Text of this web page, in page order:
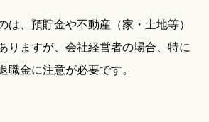
は、預貯金や不動産（家・土地等）
りますが、会社経営者の場合、特に
職金に注意が必要です。